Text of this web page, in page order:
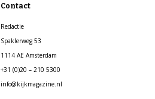
Contact
Redactie
Spaklerweg 53
1114 AE Amsterdam
+31 (0)20 – 210 5300
info@kijkmagazine.nl